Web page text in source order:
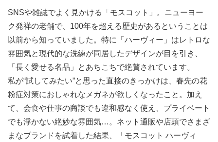
SNSや雑誌でよく見かける「モスコット」。ニューヨー
ク発祥の老舗で、100年を超える歴史があるということは
以前から知っていました。特に「ハーヴィー」はレトロな
雰囲気と現代的な洗練が同居したデザインが目を引き、
「長く愛せる名品」とあちこちで絶賛されています。
私が“試してみたい”と思った直接のきっかけは、春先の花
粉症対策におしゃれなメガネが欲しくなったこと。加え
て、会食や仕事の商談でも違和感なく使え、プライベート
でも浮かない絶妙な雰囲気…。ネット通販や店頭でさまざ
まなブランドを試着した結果、「モスコット ハーヴィ